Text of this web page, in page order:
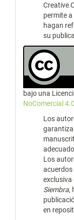
Creative
permite
hagan
su
bajo una
NoComercial
Los
Los
exclusiva
Siembra,
en